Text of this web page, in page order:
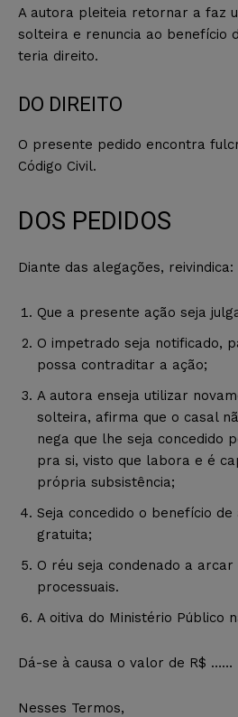
A autora pleiteia retornar a faz
solteira e renuncia ao benefício
teria direito.
DO DIREITO
O presente pedido encontra
Código Civil.
DOS PEDIDOS
Diante das alegações, reivindica:
Que a presente ação seja
O impetrado seja notificado,
possa contraditar a ação;
A autora enseja utilizar
solteira, afirma que o casal
nega que lhe seja concedido
pra si, visto que labora e é
própria subsistência;
Seja concedido o benefício de
gratuita;
O réu seja condenado a
processuais.
A oitiva do Ministério Público
Dá-se à causa o valor de R$ ……
Nesses Termos,